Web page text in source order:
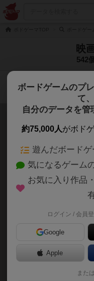
映
542
アバタ
作品
経験あり
ボードゲームのプ
て、
自分のデータを管
約75,000人がボド
遊んだボード
気になるゲーム
お気に入り作品
ログイン / 会員
Google
Apple
または